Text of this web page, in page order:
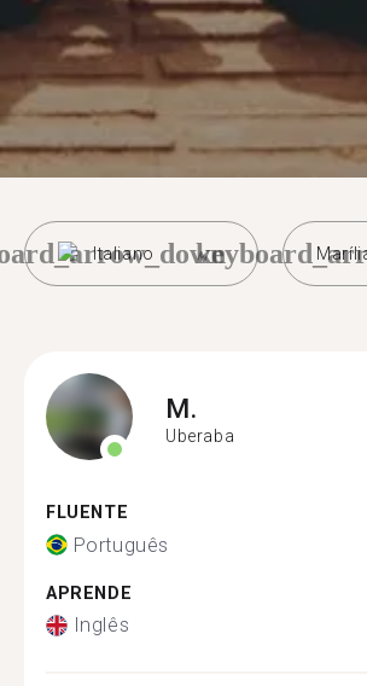
Italiano
M.
Uberaba
FLUENTE
Português
APRENDE
Inglês